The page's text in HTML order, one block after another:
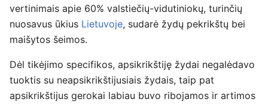
vertinimais apie 60% valstiečių-vidutiniokų, turinčių
nuosavus ūkius Lietuvoje, sudarė žydų pekrikštų bei
maišytos šeimos.
Dėl tikėjimo specifikos, apsikrikštiję žydai negalėdavo
tuoktis su neapsikrikštijusiais žydais, taip pat
apsikrikštijus gerokai labiau buvo ribojamos ir artimos